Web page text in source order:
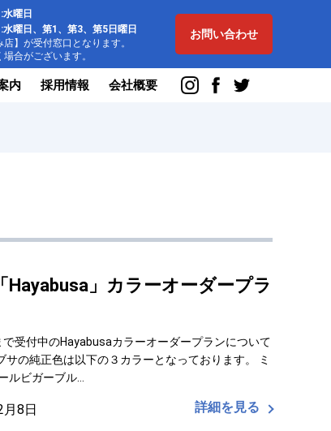
曜日
曜日、第1、第3、第5日曜日
】が受付窓口となります。
合がございます。
お問い合わせ
内 採用情報 会社概要
Hayabusa」カラーオーダープラ
受付中のHayabusaカラーオーダープランについて
の純正色は以下の３カラーとなっております。 ミ
ルビガーブル…
8日 詳細を見る